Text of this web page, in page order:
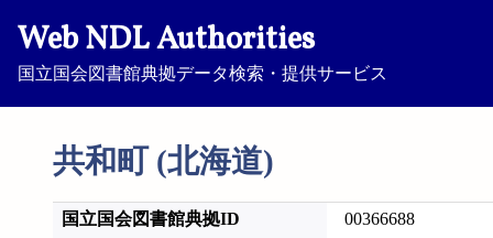
Web NDL Authorities
国立国会図書館典拠データ検索・提供サービス
共和町 (北海道)
国立国会図書館典拠ID 00366688